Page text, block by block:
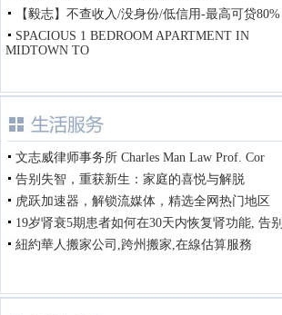
【毅志】不查收入/没身份/低信用-最高可贷80%
SPACIOUS 1 BEDROOM APARTMENT IN
MIDTOWN TO
文志威律师事务所 Charles Man Law Prof. Cor
告别失智，重获新生：家庭的喜悦与解脱
虎跃加速器，解锁流媒体，精选全网热门地区
19岁肾衰5期患者如何在30天内恢复肾功能, 告别
紐約華人搬家公司,跨州搬家,在線估算服務